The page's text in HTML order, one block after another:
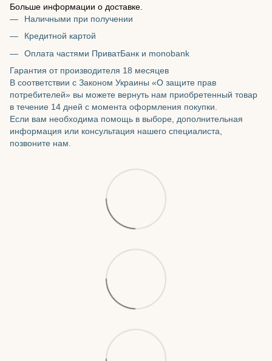
Больше информации о доставке.
Наличными при получении
Кредитной картой
Оплата частями ПриватБанк и monobank
Гарантия от производителя 18 месяцев
В соответствии с Законом Украины «О защите прав
потребителей» вы можете вернуть нам приобретенный товар
в течение 14 дней с момента оформления покупки.
Если вам необходима помощь в выборе, дополнительная
информация или консультация нашего специалиста,
позвоните нам.